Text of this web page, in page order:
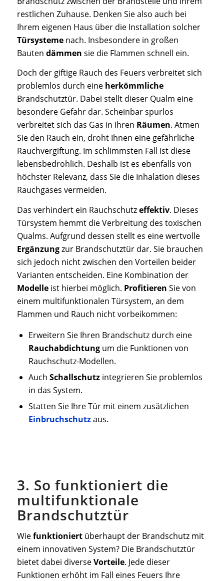
restlichen Zuhause. Denken Sie also auch bei
Ihrem eigenen Haus über die Installation solcher
Türsystemenach. Insbesondere in großen
Bauten dämmen sie die Flammen schnell ein.
Doch der giftige Rauch des Feuers verbreitet sich
problemlos durch eine herkömmliche
Brandschutztür. Dabei stellt dieser Qualm eine
besondere Gefahr dar. Scheinbar spurlos
verbreitet sich das Gas in Ihren Räumen. Atmen
Sie den Rauch ein, droht Ihnen eine gefährliche
Rauchvergiftung. Im schlimmsten Fall ist diese
lebensbedrohlich. Deshalb ist es ebenfalls von
höchster Relevanz, dass Sie die Inhalation dieses
Rauchgases vermeiden.
Das verhindert ein Rauchschutzeffektiv. Dieses
Türsystem hemmt die Verbreitung des toxischen
Qualms. Aufgrund dessen stellt es eine wertvolle
Ergänzungzur Brandschutztür dar. Sie brauchen
sich jedoch nicht zwischen den Vorteilen beider
Varianten entscheiden. Eine Kombination der
Modelleist hierbei möglich. Profitieren Sie von
einem multifunktionalen Türsystem, an dem
Flammen und Rauch nicht vorbeikommen:
Erweitern Sie Ihren Brandschutz durch eine
Rauchabdichtungum die Funktionen von
Rauchschutz-Modellen.
Auch Schallschutzintegrieren Sie problemlos
in das System.
Statten Sie Ihre Tür mit einem zusätzlichen
Einbruchschutz aus.
3. So funktioniert die
multifunktionale
Brandschutztür
Wiefunktioniertüberhaupt der Brandschutz mit
einem innovativen System? Die Brandschutztür
bietet dabei diverseVorteile. Jede dieser
Funktionen erhöht im Fall eines Feuers Ihre